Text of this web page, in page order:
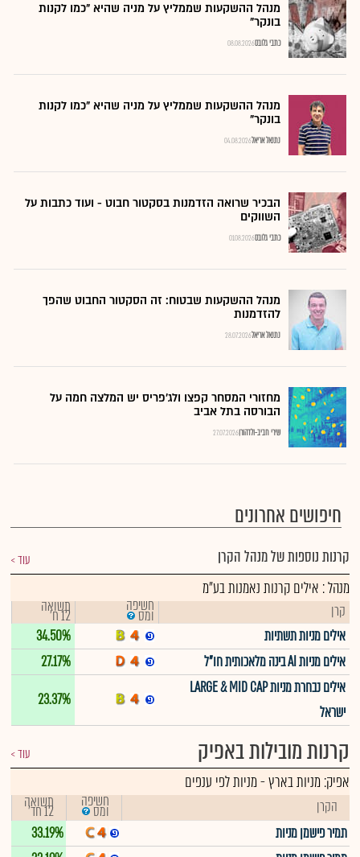
מנהל ההשקעות שממליץ על מניה שהיא "כמו לקנות
בונקר"
08.08.2026כתבי גלובס
מנהל ההשקעות שממליץ על מניה שהיא "כמו לקנות
בונקר"
04.08.2026נתנאל אריאל
הבכיר שרואה הזדמנות בסקטור חבוט - ועוד כתבות על
השווקים
01.08.2026כתבי גלובס
מנהל ההשקעות שבטוח: זה הסקטור החבוט שהפך
להזדמנות
28.07.2026נתנאל אריאל
מחזורי המסחר קפצו ולג'פריס יש המלצה חמה על
הבורסה בתל אביב
27.07.2026שירי חביב-ולדהורן
חיפושים אחרונים
קרנות נוספות של מנהל הקרן עוד
מנהל : אילים קרנות נאמנות בע"מ
קרן חשיפה
ומס תשואה
12 ח'
אילים מניות תשתיות
34.50%
אילים מניות AI בינה מלאכותית חו"ל
27.17%
אילים נבחרת מניות LARGE & MID CAP
ישראל
23.37%
קרנות מובילות באפיק עוד
אפיק:מניות בארץ-מניות לפי ענפים
הקרן חשיפה
ומס תשואה
12 חד'
תמיר פישמן מניות
33.19%